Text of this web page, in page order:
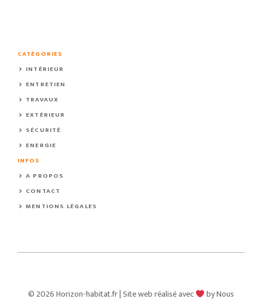
CATÉGORIES
INTÉRIEUR
ENTRETIEN
TRAVAUX
EXTÉRIEUR
SÉCURITÉ
ENERGIE
INFOS
A PROPOS
CONTACT
MENTIONS LÉGALES
© 2026 Horizon-habitat.fr | Site web réalisé avec by Nous